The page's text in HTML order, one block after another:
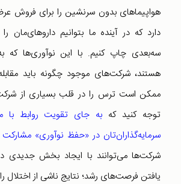
هواپیماهای بدون سرنشین را برای فروش
دارد که در آینده ما بتوانیم داروهای‌مان
سه‌بعدی چاپ کنیم. با این نوآوری‌ها که
هستند، شرکت‌های موجود چگونه باید
ممکن است ترس را در قلب بسیاری از
توجه کنید که به جای تقویت روابط با
سرمایه‌گذاران‌تان در «حفظ نوآوری» مشارکت
شرکت‌ها می‌توانند با ایجاد بخش جدیدی
یافتن فرصت‌های رشد؛ نتایج ناشی از اختلال